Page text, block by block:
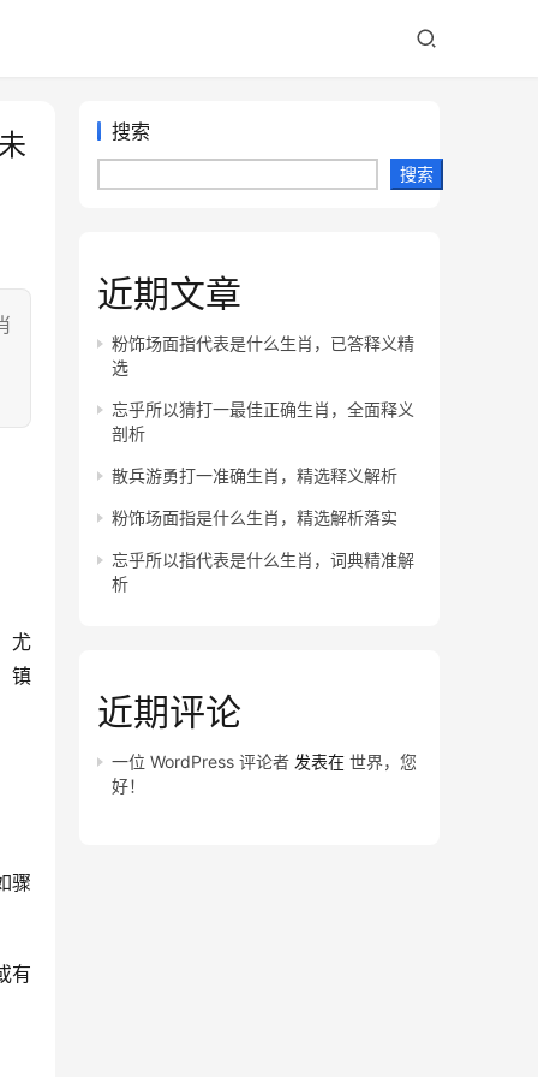
尤
镇
骤
有
搜索
搜索
近期文章
粉饰场面指代表是什么生肖，已答释义精
选
忘乎所以猜打一最佳正确生肖，全面释义
剖析
散兵游勇打一准确生肖，精选释义解析
粉饰场面指是什么生肖，精选解析落实
忘乎所以指代表是什么生肖，词典精准解
析
近期评论
一位 WordPress 评论者 发表在 世界，您
好！